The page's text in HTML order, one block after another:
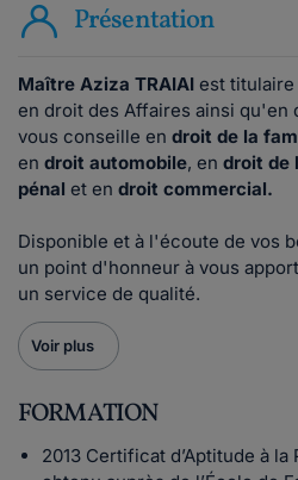
Présentation
Maître Aziza TRAIAI est
en droit des Affaires ainsi qu'en
vous conseille en droit de la
en droit automobile, en droit de
pénal et en droit commercial.
Disponible et à l'écoute de vos
un point d'honneur à vous
un service de qualité.
Voir plus
FORMATION
2013 Certificat d’Aptitude à la